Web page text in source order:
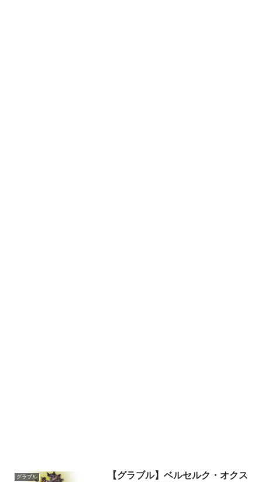
グラブル
【グラブル】ベルセルク・オクス